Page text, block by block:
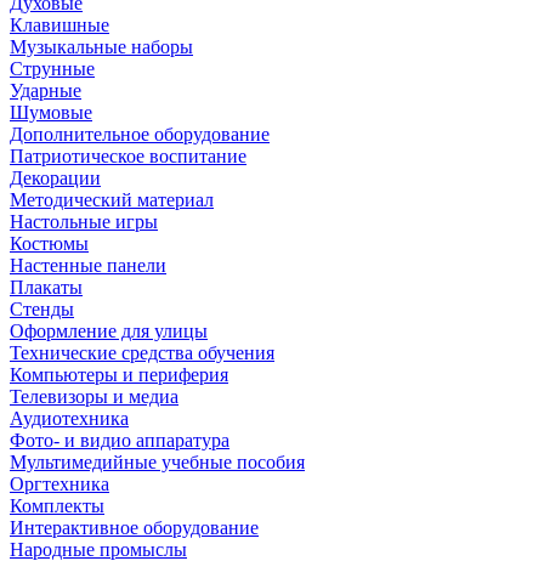
Клавишные
Музыкальные наборы
Струнные
Ударные
Шумовые
Дополнительное оборудование
Патриотическое воспитание
Декорации
Методический материал
Настольные игры
Костюмы
Настенные панели
Плакаты
Стенды
Оформление для улицы
Технические средства обучения
Компьютеры и периферия
Телевизоры и медиа
Аудиотехника
Фото- и видио аппаратура
Мультимедийные учебные пособия
Оргтехника
Комплекты
Интерактивное оборудование
Народные промыслы